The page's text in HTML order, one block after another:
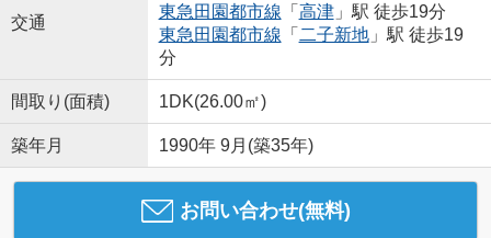
交通
東急田園都市線 「 高津」駅 徒歩19分
東急田園都市線 「 二子新地」駅 徒歩19
分
間取り(面積) 1DK(26.00㎡)
築年月 1990年 9月(築35年)
お問い合わせ(無料)